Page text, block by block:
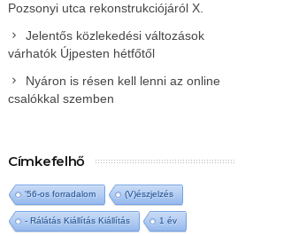
Pozsonyi utca rekonstrukciójáról X.
Jelentős közlekedési változások
várhatók Újpesten hétfőtől
Nyáron is résen kell lenni az online
csalókkal szemben
Címkefelhő
'56-os forradalom (V)észjelzés
- Rálátás Kiállítás Kiállítás 1 év